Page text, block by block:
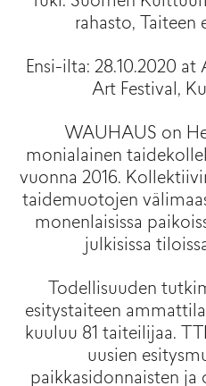
rahasto, Taiteen
Ensi-ilta: 28.10.2020
Art Festival,
WAUHAUS on
monialainen
vuonna 2016.
taidemuotojen
monenlaisissa
julkisissa
Todellisuuden
esitystaiteen
kuuluu 81 taiteilijaa.
uusien
paikkasidonnaisten ja